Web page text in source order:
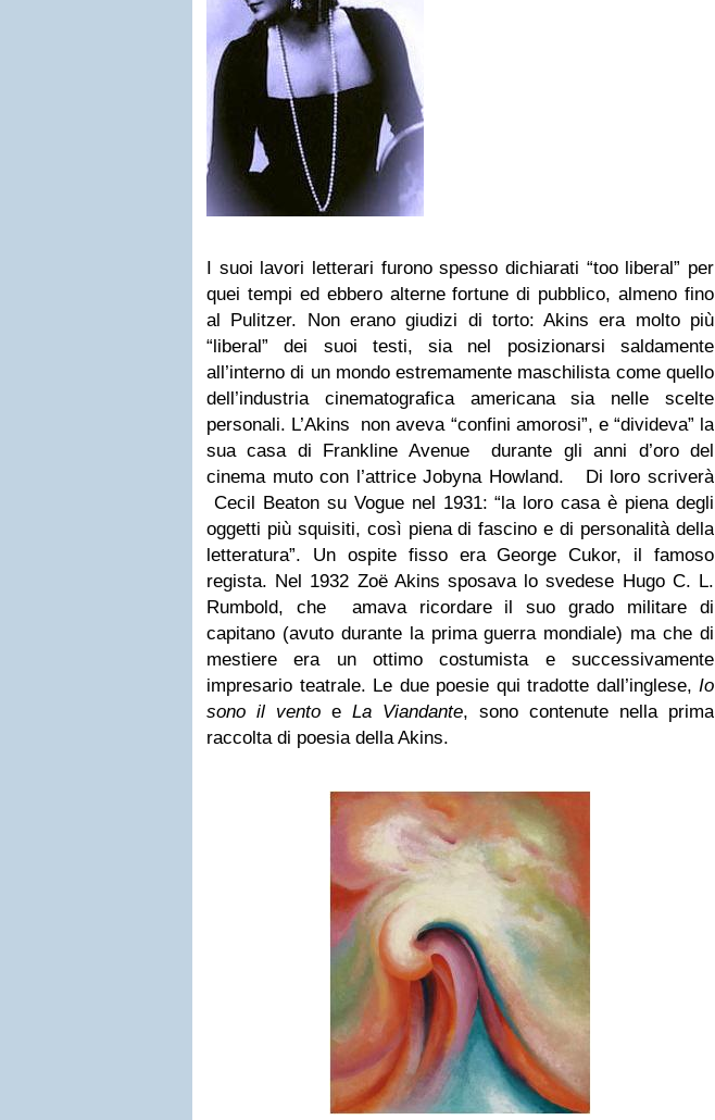
I suoi lavori letterari furono spesso dichiarati “too liberal” per
quei tempi ed ebbero alterne fortune di pubblico, almeno fino
al Pulitzer. Non erano giudizi di torto: Akins era molto più
“liberal” dei suoi testi, sia nel posizionarsi saldamente
all’interno di un mondo estremamente maschilista come quello
dell’industria cinematografica americana sia nelle scelte
personali. L’Akins non aveva “confini amorosi”, e “divideva” la
sua casa di Frankline Avenue durante gli anni d’oro del
cinema muto con l’attrice Jobyna Howland. Di loro scriverà
Cecil Beaton su Vogue nel 1931: “la loro casa è piena degli
oggetti più squisiti, così piena di fascino e di personalità della
letteratura”. Un ospite fisso era George Cukor, il famoso
regista. Nel 1932 Zoë Akins sposava lo svedese Hugo C. L.
Rumbold, che amava ricordare il suo grado militare di
capitano (avuto durante la prima guerra mondiale) ma che di
mestiere era un ottimo costumista e successivamente
impresario teatrale. Le due poesie qui tradotte dall’inglese, Io
sono il vento e La Viandante, sono contenute nella prima
raccolta di poesia della Akins.